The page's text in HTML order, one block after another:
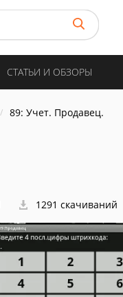
СТАТЬИ И ОБЗОРЫ
89: Учет. Продавец.
1291 скачиваний